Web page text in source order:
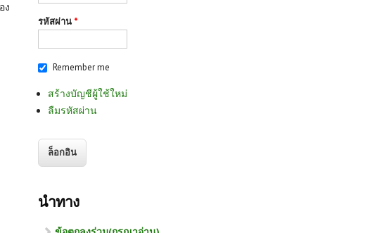
ง
รหัสผ่าน *
Remember me
สร้างบัญชีผู้ใช้ใหม่
ลืมรหัสผ่าน
นำทาง